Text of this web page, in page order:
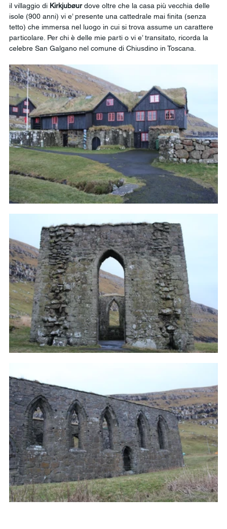
il villaggio di Kirkjubøur dove oltre che la casa più vecchia delle
isole (900 anni) vi e’ presente una cattedrale mai finita (senza
tetto) che immersa nel luogo in cui si trova assume un carattere
particolare. Per chi è delle mie parti o vi e’ transitato, ricorda la
celebre San Galgano nel comune di Chiusdino in Toscana.